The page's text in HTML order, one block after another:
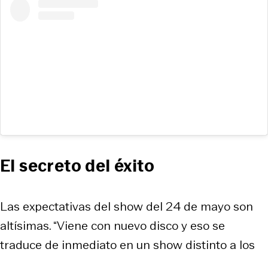
El secreto del éxito
Las expectativas del show del 24 de mayo son
altísimas. “Viene con nuevo disco y eso se
traduce de inmediato en un show distinto a los